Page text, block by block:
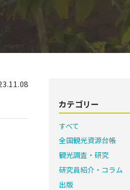
カテゴリー
すべて
全国観光資源台帳
観光調査・研究
研究員紹介・コラム
出版